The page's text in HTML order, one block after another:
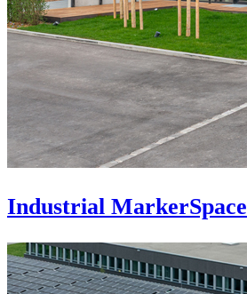
Industrial MarkerSpace